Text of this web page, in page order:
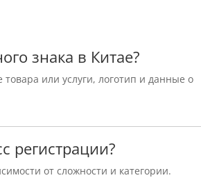
знака в Китае?
или услуги, логотип и данные о
регистрации?
от сложности и категории.